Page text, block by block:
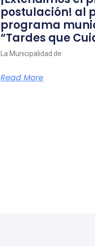
postulación! al
programa
“Tardes que
La Municipalidad de
Read More